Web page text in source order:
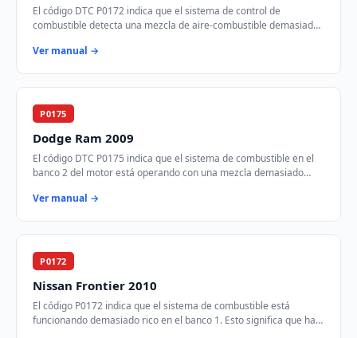
El código DTC P0172 indica que el sistema de control de
combustible detecta una mezcla de aire-combustible demasiado
Ver manual →
P0175
Dodge Ram 2009
El código DTC P0175 indica que el sistema de combustible en el
banco 2 del motor está operando con una mezcla demasiado
Ver manual →
P0172
Nissan Frontier 2010
El código P0172 indica que el sistema de combustible está
funcionando demasiado rico en el banco 1. Esto significa que hay